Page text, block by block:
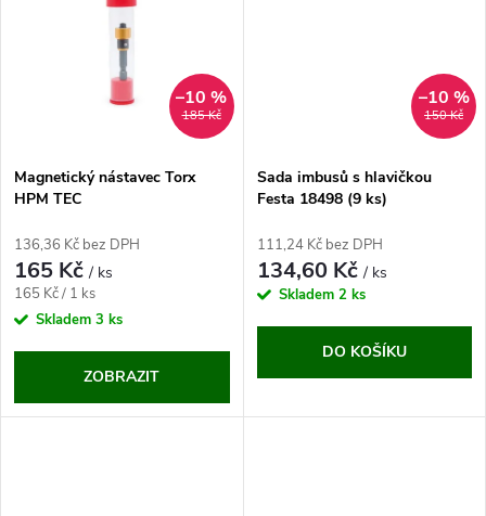
185 Kč
–10 %
Magnetický nástavec Torx
HPM TEC
136,36 Kč bez DPH
165 Kč/ ks
Měrná
cena:
165 Kč / 1 ks
Skladem 3 ks
ZOBRAZIT
150 Kč
–10 %
Sada imbusů s hlavičkou
Festa 18498 (9 ks)
111,24 Kč bez DPH
134,60 Kč/ ks
Skladem 2 ks
DO KOŠÍKU